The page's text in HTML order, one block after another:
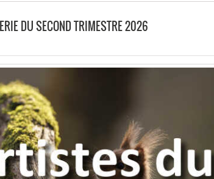
DU SECOND TRIMESTRE 2026